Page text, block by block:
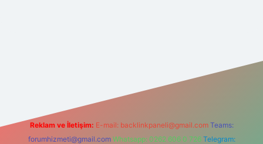
Reklam ve İletişim: E-mail: backlinkpaneli@gmail.com Teams:
forumhizmeti@gmail.com Whatsapp: 0262 606 0 726 Telegram: